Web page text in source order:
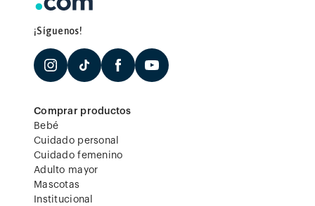
¡Síguenos!
Comprar productos
Bebé
Cuidado personal
Cuidado femenino
Adulto mayor
Mascotas
Institucional